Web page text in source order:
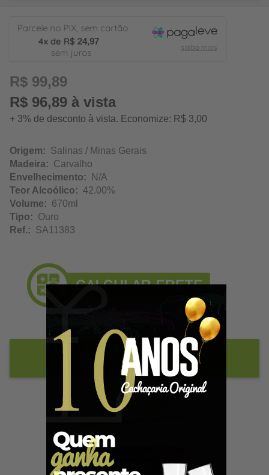
24,97
R$ 99,89
R$ 96,89 à vista
+ 3% de desconto à vista. Economize: R$ 3,00
Origem: Salinas / Minas Gerais
Madeira: Carvalho
Envelhecimento: N/A
Teor Alcoólico: 42.00%
Volume: 670ml
Tipo: Ouro
Ref.: SA11383
Adicionar ao Carrinho